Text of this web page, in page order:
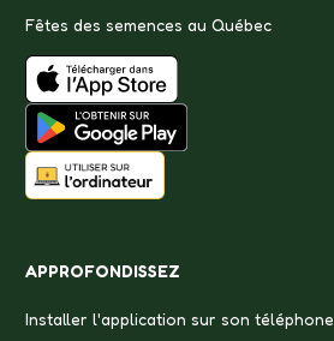
Fêtes des semences au Québec
APPROFONDISSEZ
Installer l'application sur son téléphone